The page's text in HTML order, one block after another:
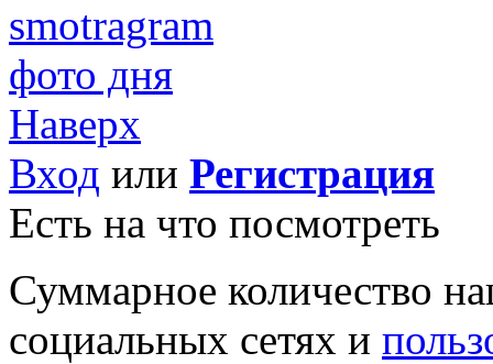
smotragram
фото дня
Наверх
Вход или Регистрация
Есть на что посмотреть
Суммарное количество
социальных сетях и